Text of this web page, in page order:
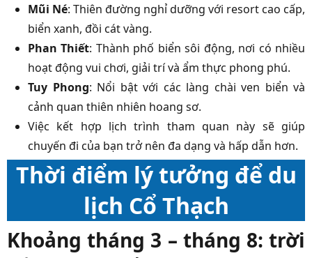
Mũi Né: Thiên đường nghỉ dưỡng với resort cao cấp,
biển xanh, đồi cát vàng.
Phan Thiết: Thành phố biển sôi động, nơi có nhiều
hoạt động vui chơi, giải trí và ẩm thực phong phú.
Tuy Phong: Nổi bật với các làng chài ven biển và
cảnh quan thiên nhiên hoang sơ.
Việc kết hợp lịch trình tham quan này sẽ giúp
chuyến đi của bạn trở nên đa dạng và hấp dẫn hơn.
Thời điểm lý tưởng để du
lịch Cổ Thạch
Khoảng tháng 3 – tháng 8: trời